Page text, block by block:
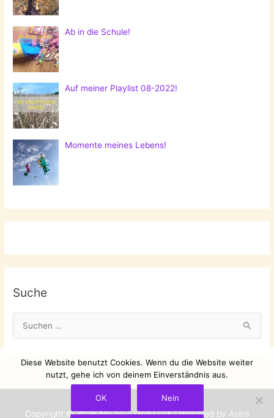
Ab in die Schule!
Auf meiner Playlist 08-2022!
Momente meines Lebens!
Suche
u
Copyright © 2026My so-called Luck| Powered by Astra
Diese Website benutzt Cookies. Wenn du die Website weiter
nutzt, gehe ich von deinem Einverständnis aus.
OK Nein